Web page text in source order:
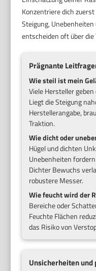
Konzentriere dich
Steigung,
entscheiden oft über
Prägnante
Wie steil ist mein
Viele Hersteller
Liegt die Steigung
Herstellerangabe,
Traktion.
Wie dicht oder
Hügel und dichten
Unebenheiten
Dichter Bewuchs
robustere Messer.
Wie feucht wird der
Bereiche oder
Feuchte Flächen
das Risiko von
Unsicherheiten und